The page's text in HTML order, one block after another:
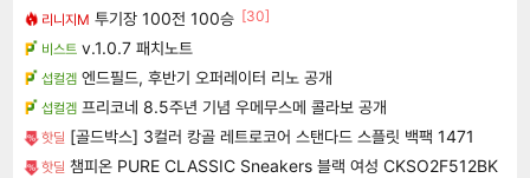
리니지M 투기장 100전 100승 [30]
비스트 v.1.0.7 패치노트
섭컬겜 엔드필드, 후반기 오퍼레이터 리노 공개
섭컬겜 프리코네 8.5주년 기념 우메무스메 콜라보 공개
핫딜 [골드박스] 3컬러 캉골 레트로코어 스탠다드 스플릿 백팩 1471
핫딜 챔피온 PURE CLASSIC Sneakers 블랙 여성 CKSO2F512BK